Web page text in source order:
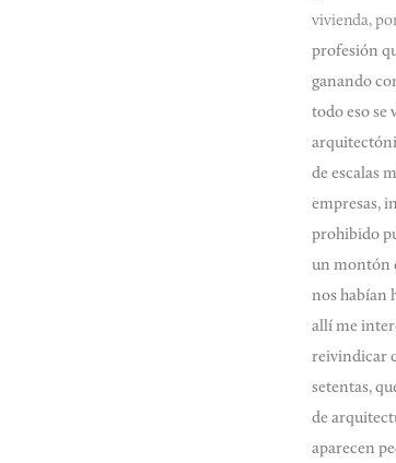
vivienda,
profesión
ganando
todo eso se
de escalas
empresas,
prohibido
un montón
nos habían
allí me
reivindicar
setentas,
de
aparecen